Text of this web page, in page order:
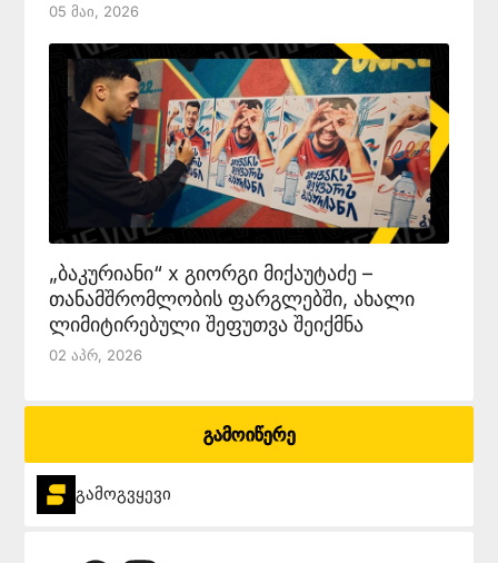
05 Მაი, 2026
„ბაკურიანი“ x გიორგი მიქაუტაძე –
თანამშრომლობის ფარგლებში, ახალი
ლიმიტირებული შეფუთვა შეიქმნა
02 Აპრ, 2026
გამოიწერე
გამოგვყევი